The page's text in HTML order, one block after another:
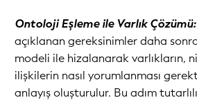
Ontoloji Eşleme ile Varlık Çözümü:
açıklanan gereksinimler daha
modeli ile hizalanarak varlıkların,
ilişkilerin nasıl yorumlanması
anlayış oluşturulur. Bu adım